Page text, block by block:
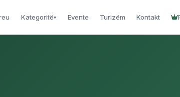
Kategoritë▾ Evente Turizëm Kontakt